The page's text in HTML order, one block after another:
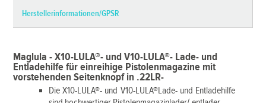
Herstellerinformationen/GPSR
Maglula - X10-LULA®- und V10-LULA®- Lade- und
Entladehilfe für einreihige Pistolenmagazine mit
vorstehenden Seitenknopf in .22LR-
Die X10-LULA®- und V10-LULA®Lade- und Entladehilfe